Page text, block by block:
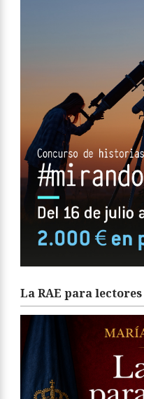
La RAE para